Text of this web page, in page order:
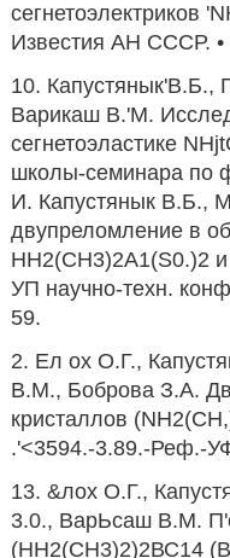
сегнетоэлектриков
Известия АН СССР.
10.
Варикаш В.'М.
сегнетоэластике
школы-семинара по
И. Капустянык В.Б.,
двупреломление в
HH2(CH3)2A1(S0.)2
УП научно-техн.
59.
2. Ел ох О.Г.,
В.М., Боброва З.А.
кристаллов
.'<3594.-3.89.-Реф.-
13. &лох О.Г.,
3.0., ВарЬсаш В.М.
(НН2(СН3)2)2ВС14